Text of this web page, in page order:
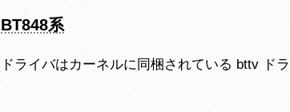
BT848系
ドライバはカーネルに同梱されている bttv ドラ